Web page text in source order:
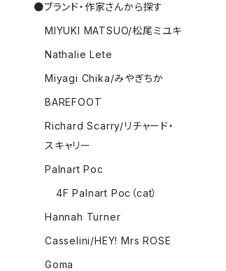
●ブランド・作家さんから探す
MIYUKI MATSUO/松尾ミユキ
Nathalie Lete
Miyagi Chika/みやぎちか
BAREFOOT
Richard Scarry/リチャード・
スキャリー
Palnart Poc
4F Palnart Poc（cat）
Hannah Turner
Casselini/HEY! Mrs ROSE
Goma